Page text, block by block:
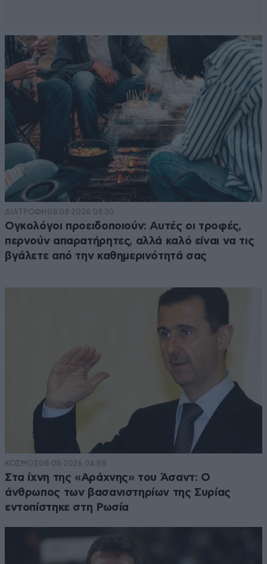
ΔΙΑΤΡΟΦΗ 08·08·2026 08:30
Ογκολόγοι προειδοποιούν: Αυτές οι τροφές,
περνούν απαρατήρητες, αλλά καλό είναι να τις
βγάλετε από την καθημερινότητά σας
ΚΟΣΜΟΣ08·08·2026 04:58
Στα ίχνη της «Αράχνης» του Άσαντ: Ο
άνθρωπος των βασανιστηρίων της Συρίας
εντοπίστηκε στη Ρωσία